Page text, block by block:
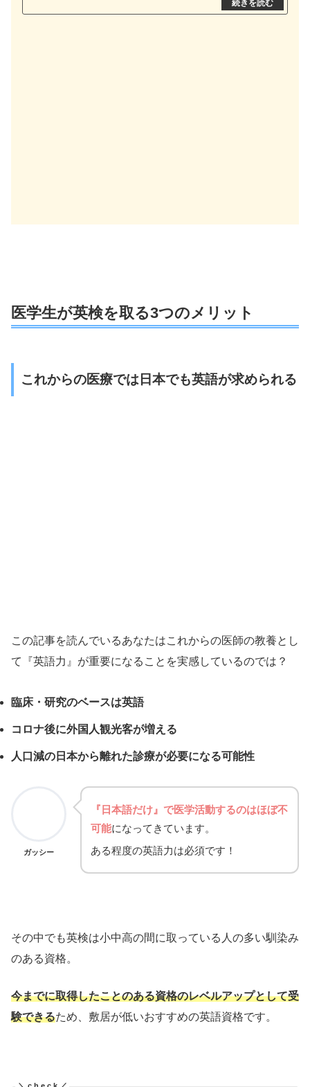
医学生が英検を取る3つのメリット
これからの医療では日本でも英語が求められる
この記事を読んでいるあなたはこれからの医師の教養とし
て『英語力』が重要になることを実感しているのでは？
臨床・研究のベースは英語
コロナ後に外国人観光客が増える
人口減の日本から離れた診療が必要になる可能性
ガッシー
『日本語だけ』で医学活動するのはほぼ不
可能になってきています。
ある程度の英語力は必須です！
その中でも英検は小中高の間に取っている人の多い馴染み
のある資格。
今までに取得したことのある資格のレベルアップとして受
験できるため、敷居が低いおすすめの英語資格です。